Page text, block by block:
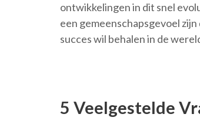
ontwikkelingen in dit snel
een gemeenschapsgevoel
succes wil behalen in de
5 Veelgestelde